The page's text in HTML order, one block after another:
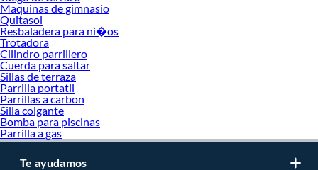
Cooler
Ice Pack
Linterna
Mesa armable
Mochila viajera
Silla de playa
Maquinas de gimnasio
Quitasol
Resbaladera para ni�os
Trotadora
Cilindro parrillero
Cuerda para saltar
Sillas de terraza
Parrilla portatil
Parrillas a carbon
Silla colgante
Bomba para piscinas
Parrilla a gas
Te ayudamos